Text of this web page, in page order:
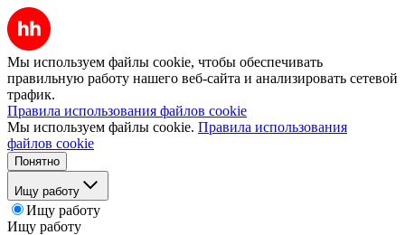
Мы используем файлы cookie, чтобы обеспечивать
правильную работу нашего веб-сайта и анализировать сетевой
трафик.
Правила использования файлов cookie
Мы используем файлы cookie. Правила использования
файлов cookie
Понятно
Ищу работу
Ищу работу
Ищу работу